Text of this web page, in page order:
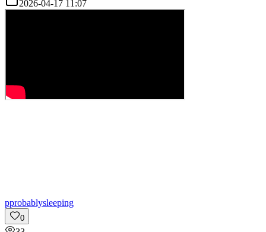
2026-04-17 11:07
pprobablysleeping
0